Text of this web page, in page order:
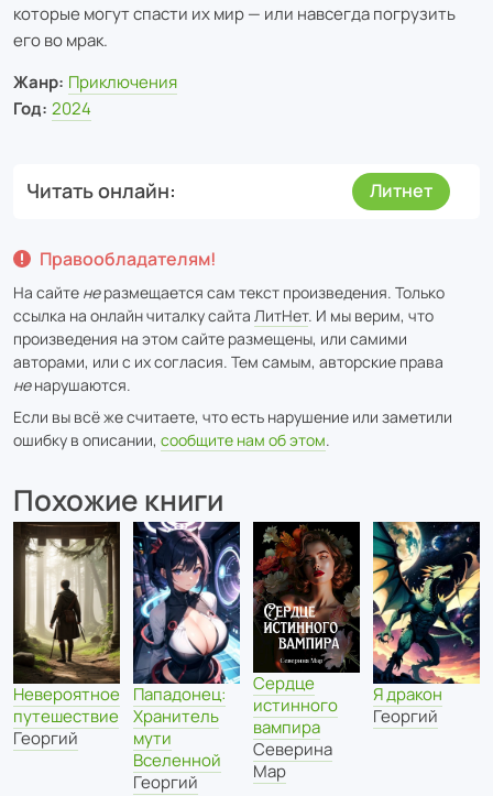
которые могут спасти их мир — или навсегда погрузить
его во мрак.
Жанр: Приключения
Год: 2024
Читать онлайн Литнет
Правообладателям!
На сайте неразмещается сам текст произведения. Только
ссылка на онлайн читалку сайта ЛитНет. И мы верим, что
произведения на этом сайте размещены, или самими
авторами, или с их согласия. Тем самым, авторские права
ненарушаются.
Если вы всё же считаете, что есть нарушение или заметили
ошибку в описании, сообщите нам об этом.
Похожие книги
Невероятное
путешествие
Георгий
Пападонец:
Хранитель
мути
Вселенной
Георгий
Сердце
истинного
вампира
Северина
Мар
Я дракон
Георгий